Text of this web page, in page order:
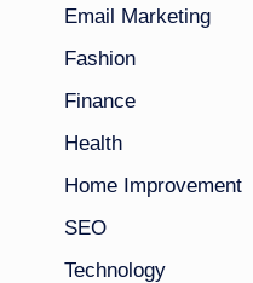
Email Marketing
Fashion
Finance
Health
Home Improvement
SEO
Technology